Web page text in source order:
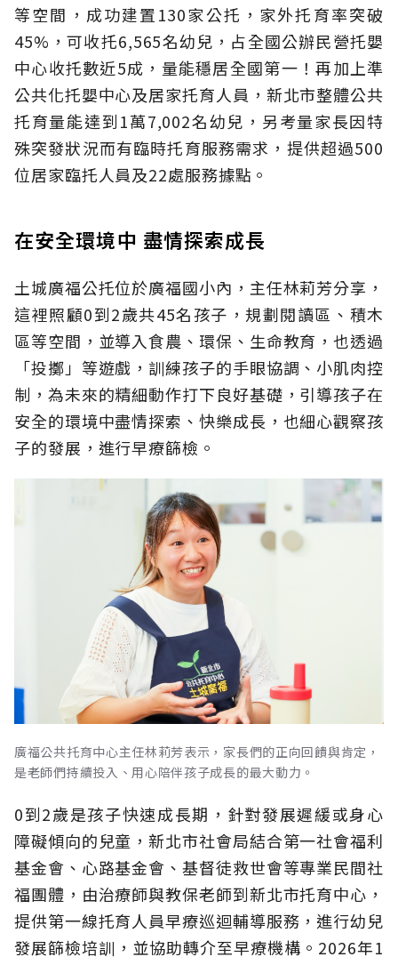
等空間，成功建置130家公托，家外托育率突破
45%，可收托6,565名幼兒，占全國公辦民營托嬰
中心收托數近5成，量能穩居全國第一！再加上準
公共化托嬰中心及居家托育人員，新北市整體公共
托育量能達到1萬7,002名幼兒，另考量家長因特
殊突發狀況而有臨時托育服務需求，提供超過500
位居家臨托人員及22處服務據點。
在安全環境中 盡情探索成長
土城廣福公托位於廣福國小內，主任林莉芳分享，
這裡照顧0到2歲共45名孩子，規劃閱讀區、積木
區等空間，並導入食農、環保、生命教育，也透過
「投擲」等遊戲，訓練孩子的手眼協調、小肌肉控
制，為未來的精細動作打下良好基礎，引導孩子在
安全的環境中盡情探索、快樂成長，也細心觀察孩
子的發展，進行早療篩檢。
廣福公共托育中心主任林莉芳表示，家長們的正向回饋與肯定，
是老師們持續投入、用心陪伴孩子成長的最大動力。
0到2歲是孩子快速成長期，針對發展遲緩或身心
障礙傾向的兒童，新北市社會局結合第一社會福利
基金會、心路基金會、基督徒救世會等專業民間社
福團體，由治療師與教保老師到新北市托育中心，
提供第一線托育人員早療巡迴輔導服務，進行幼兒
發展篩檢培訓，並協助轉介至早療機構。2026年1